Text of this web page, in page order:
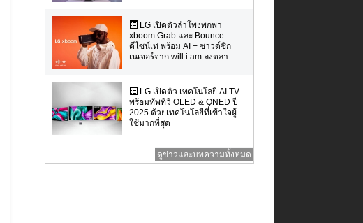
LG เปิดตัวลำโพงพกพา
xboom Grab และ Bounce
ดีไซน์เท่ พร้อม AI + ซาวด์ซิก
เนเจอร์จาก will.i.am ลงตลา...
LG เปิดตัว เทคโนโลยี AI TV
พร้อมทัพทีวี OLED & QNED ปี
2025 ด้วยเทคโนโลยีที่เข้าใจผู้
ใช้มากที่สุด
ดูข่าวและบทความทั้งหมด